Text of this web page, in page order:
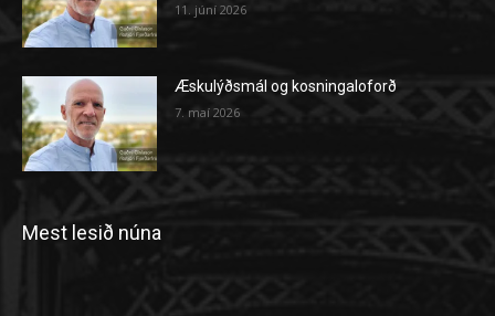
11. júní 2026
Æskulýðsmál og kosningaloforð
7. maí 2026
Mest lesið núna